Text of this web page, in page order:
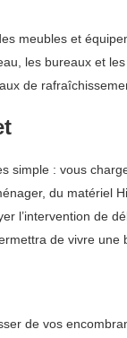
meubles et
les bureaux et
de
simple : vous
du matériel
l’intervention de
de vivre
de vos